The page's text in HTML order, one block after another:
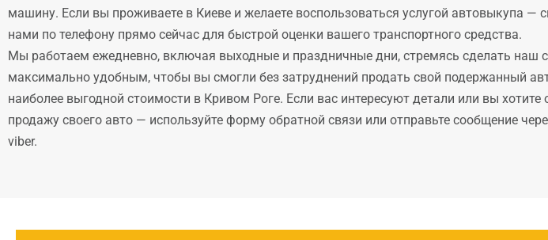
машину. Если вы проживаете в Киеве и желаете воспользоваться услугой автовыкупа —
нами по телефону прямо сейчас для быстрой оценки вашего транспортного средства.
Мы работаем ежедневно, включая выходные и праздничные дни, стремясь сделать наш
максимально удобным, чтобы вы смогли без затруднений продать свой подержанный
наиболее выгодной стоимости в Кривом Роге. Если вас интересуют детали или вы хотите
продажу своего авто — используйте форму обратной связи или отправьте сообщение
viber.